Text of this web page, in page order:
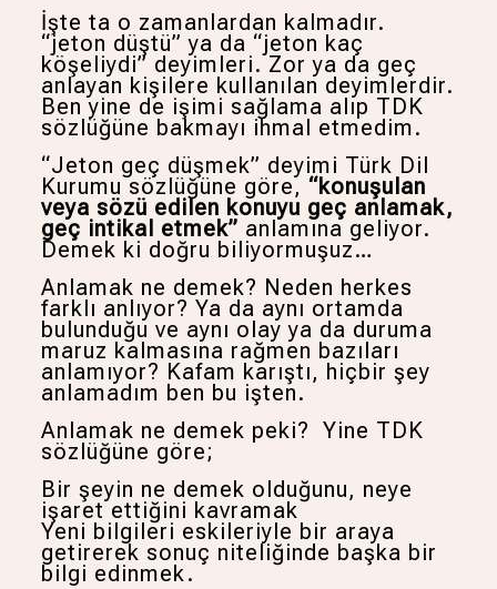
İşte ta o zamanlardan kalmadır.
“jeton düştü” ya da “jeton kaç
köşeliydi” deyimleri. Zor ya da geç
anlayan kişilere kullanılan deyimlerdir.
Ben yine de işimi sağlama alıp TDK
sözlüğüne bakmayı ihmal etmedim.
“Jeton geç düşmek” deyimi Türk Dil
Kurumu sözlüğüne göre, “konuşulan
veya sözü edilen konuyu geç anlamak,
geç intikal etmek” anlamına geliyor.
Demek ki doğru biliyormuşuz…
Anlamak ne demek? Neden herkes
farklı anlıyor? Ya da aynı ortamda
bulunduğu ve aynı olay ya da duruma
maruz kalmasına rağmen bazıları
anlamıyor? Kafam karıştı, hiçbir şey
anlamadım ben bu işten.
Anlamak ne demek peki? Yine TDK
sözlüğüne göre;
Bir şeyin ne demek olduğunu, neye
işaret ettiğini kavramak
Yeni bilgileri eskileriyle bir araya
getirerek sonuç niteliğinde başka bir
bilgi edinmek.